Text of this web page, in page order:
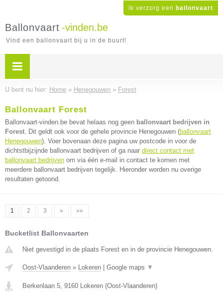
Ik verzorg een ballonvaart
Ballonvaart -vinden.be
Vind een ballonvaart bij u in de buurt!
U bent nu hier: Home » Henegouwen » Forest
Ballonvaart Forest
Ballonvaart-vinden.be bevat helaas nog geen ballonvaart bedrijven in
Forest. Dit geldt ook voor de gehele provincie Henegouwen (ballonvaart
Henegouwen). Voer bovenaan deze pagina uw postcode in voor de
dichtstbijzijnde ballonvaart bedrijven of ga naar direct contact met
ballonvaart bedrijven om via één e-mail in contact te komen met
meerdere ballonvaart bedrijven tegelijk. Hieronder worden nu overige
resultaten getoond.
1 2 3 » »»
Bucketlist Ballonvaarten
Niet gevestigd in de plaats Forest en in de provincie Henegouwen.
Oost-Vlaanderen » Lokeren Google maps ▼
Berkenlaan 5, 9160 Lokeren (Oost-Vlaanderen)